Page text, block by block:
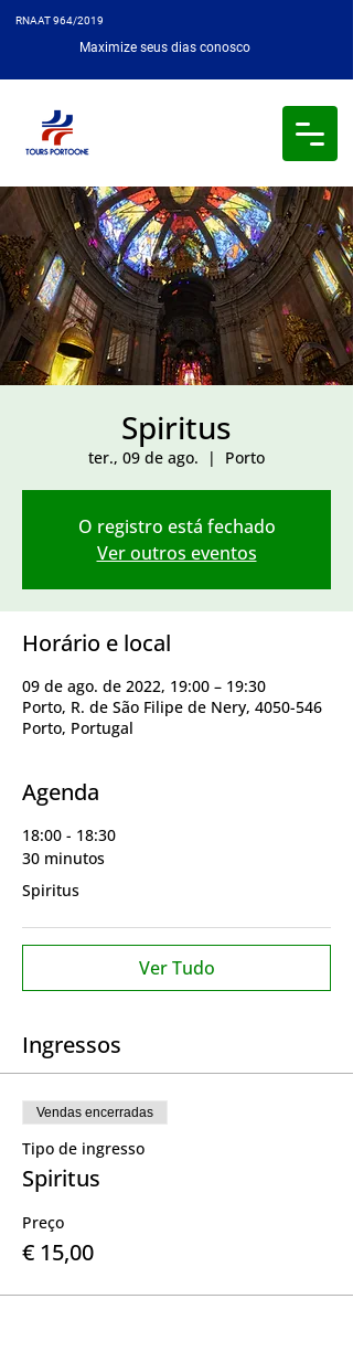
RNAAT 964/2019
Maximize seus dias conosco
Spiritus
ter., 09 de ago.
  |
Porto
O registro está fechado
Ver outros eventos
Horário e local
09 de ago. de 2022, 19:00 – 19:30
Porto, R. de São Filipe de Nery, 4050-546
Porto, Portugal
Agenda
18:00 - 18:30
30 minutos
Spiritus
Ver Tudo
Ingressos
Vendas encerradas
Tipo de ingresso
Spiritus
Preço
€ 15,00